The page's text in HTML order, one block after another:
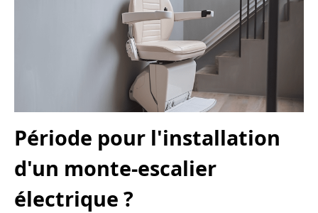
Période pour l'installation
d'un monte-escalier
électrique ?